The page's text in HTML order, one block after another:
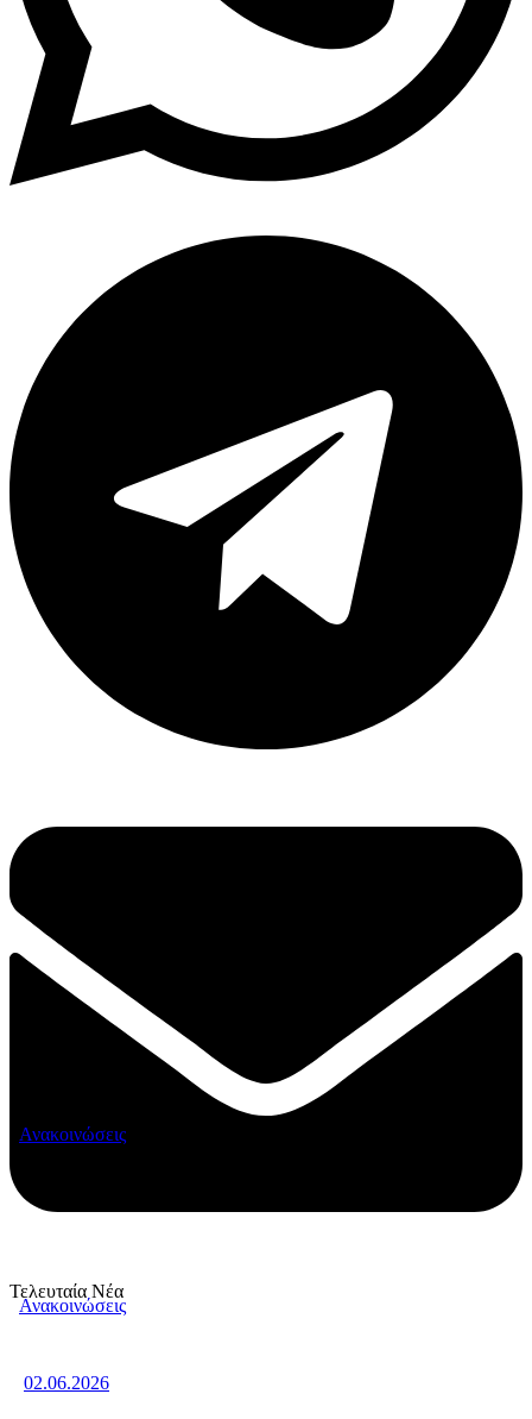
Τελευταία Νέα
Ανακοινώσεις
02.06.2026
Ανακοινώσεις